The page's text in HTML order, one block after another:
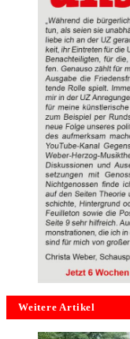
Weitere Artikel